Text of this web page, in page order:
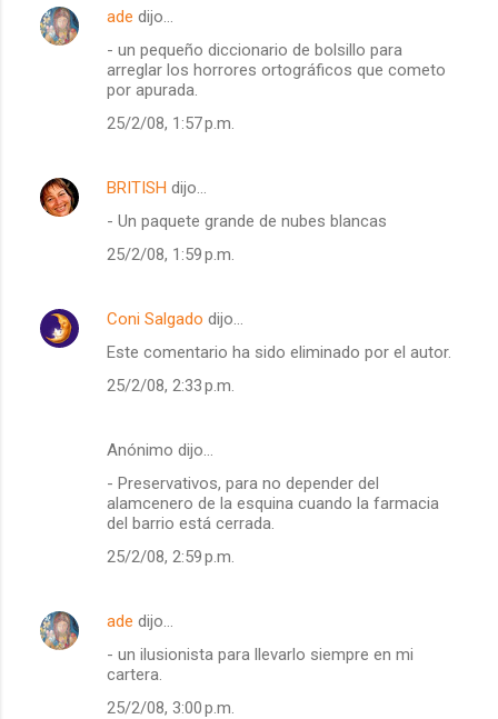
ade dijo…
- un pequeño diccionario de bolsillo para
arreglar los horrores ortográficos que cometo
por apurada.
25/2/08, 1:57 p.m.
BRITISH dijo…
- Un paquete grande de nubes blancas
25/2/08, 1:59 p.m.
Coni Salgado dijo…
Este comentario ha sido eliminado por el autor.
25/2/08, 2:33 p.m.
Anónimo dijo…
- Preservativos, para no depender del
alamcenero de la esquina cuando la farmacia
del barrio está cerrada.
25/2/08, 2:59 p.m.
ade dijo…
- un ilusionista para llevarlo siempre en mi
cartera.
25/2/08, 3:00 p.m.